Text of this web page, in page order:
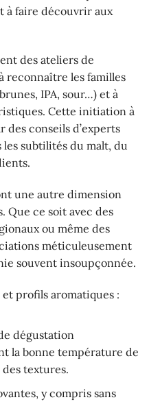
à faire découvrir aux
des ateliers de
reconnaître les familles
IPA, sour…) et à
Cette initiation à
conseils d’experts
subtilités du malt, du
une autre dimension
Que ce soit avec des
ou même des
méticuleusement
souvent insoupçonnée.
et profils aromatiques :
dégustation
la bonne température de
textures.
y compris sans